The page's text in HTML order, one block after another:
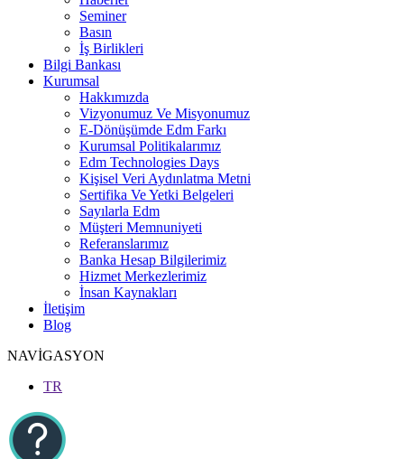
Seminer
Basın
İş Birlikleri
Bilgi Bankası
Kurumsal
Hakkımızda
Vizyonumuz Ve Misyonumuz
E-Dönüşümde Edm Farkı
Kurumsal Politikalarımız
Edm Technologies Days
Kişisel Veri Aydınlatma Metni
Sertifika Ve Yetki Belgeleri
Sayılarla Edm
Müşteri Memnuniyeti
Referanslarımız
Banka Hesap Bilgilerimiz
Hizmet Merkezlerimiz
İnsan Kaynakları
İletişim
Blog
NAVİGASYON
TR